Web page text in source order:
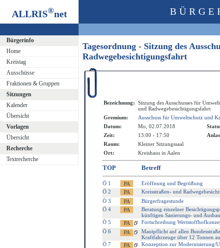
ALLRIS®net
Bürgerinfo
Home
Kreistag
Ausschüsse
Fraktionen & Gruppen
Sitzungen
Kalender
Übersicht
Vorlagen
Übersicht
Recherche
Textrecherche
Tagesordnung - Sitzung des
Radwegebesichtigungsfahrt
Bezeichnung: Sitzung des Ausschusses für
und Radwegebesichtigungsfahrt
Gremium:
Ausschuss für Umweltschutz und
Datum:
Mo, 02.07.2018
Zeit:
13:00 - 17:50
Raum:
Kleiner Sitzungssaal
Ort:
Kreishaus in Aalen
TOP Betreff
Ö 1
Eröffnung und Begrüßung
Ö 2
Kreisstraßen- und
Ö 3
Bürgerfragestunde
Ö 4
Beratung einzelner
künftigen Sanierungs- und
Ö 5
Fortschreibung
Ö 6
Mautpflicht auf allen
Kraftfahrzeuge über 12 Tonnen
Ö 7
Konzeption zur Modernisierung/